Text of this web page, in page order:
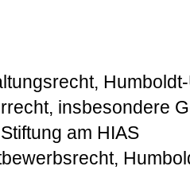
insbesondere
am HIAS